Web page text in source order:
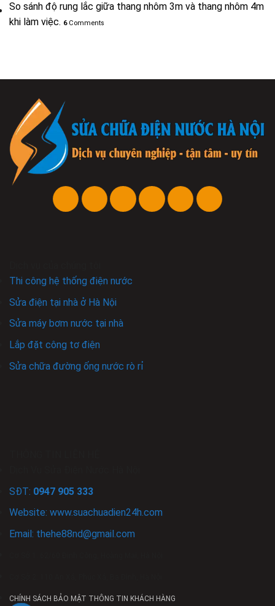
So sánh độ rung lắc giữa thang nhôm 3m và thang nhôm 4m
khi làm việc. 6Comments
Thi công hệ thống điện nước
Sửa điện tại nhà ở Hà Nội
Sửa máy bơm nước tại nhà
Lắp đặt công tơ điện
Sửa chữa đường ống nước rò rỉ
SĐT: 0947 905 333
Website: www.suachuadien24h.com
Email: thehe88nd@gmail.com
CHÍNH SÁCH BẢO MẬT THÔNG TIN KHÁCH HÀNG